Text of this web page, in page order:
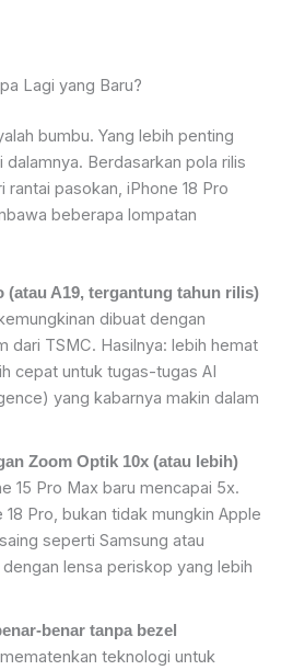
Lagi yang Baru?
bumbu. Yang lebih penting
dalamnya. Berdasarkan pola rilis
rantai pasokan, iPhone 18 Pro
beberapa lompatan
(atau A19, tergantung tahun rilis)
dibuat dengan
dari TSMC. Hasilnya: lebih hemat
cepat untuk tugas-tugas AI
yang kabarnya makin dalam
Zoom Optik 10x (atau lebih)
15 Pro Max baru mencapai 5x.
18 Pro, bukan tidak mungkin Apple
seperti Samsung atau
lensa periskop yang lebih
benar tanpa bezel
teknologi untuk